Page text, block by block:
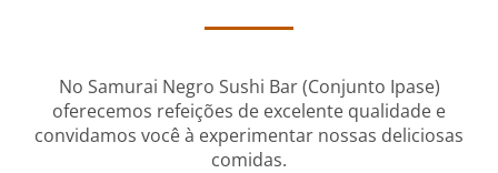
No Samurai Negro Sushi Bar (Conjunto Ipase)
oferecemos refeições de excelente qualidade e
convidamos você à experimentar nossas deliciosas
comidas.